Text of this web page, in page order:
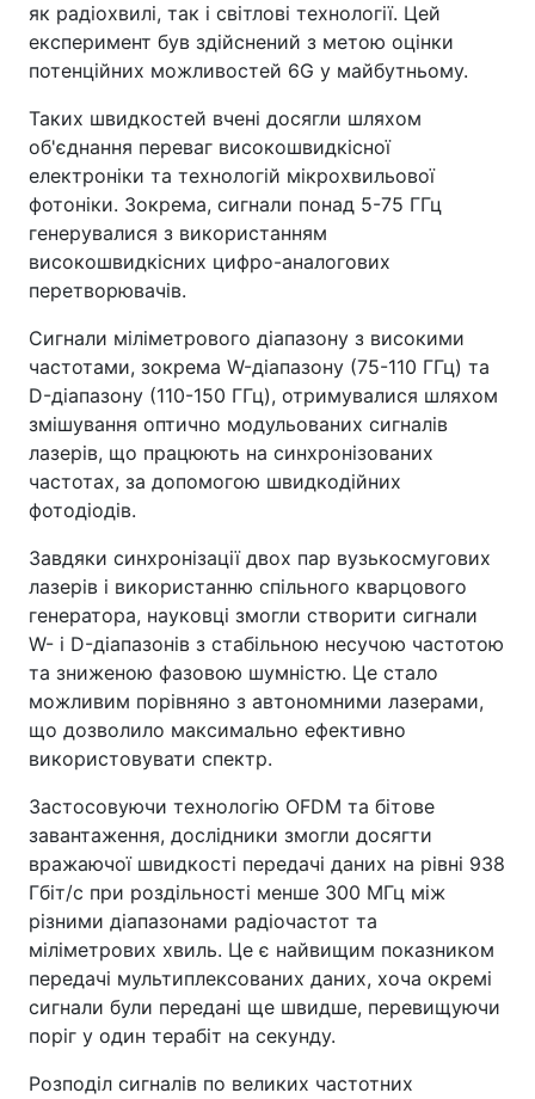
як радіохвилі, так і світлові технології. Цей
експеримент був здійснений з метою оцінки
потенційних можливостей 6G у майбутньому.
Таких швидкостей вчені досягли шляхом
об'єднання переваг високошвидкісної
електроніки та технологій мікрохвильової
фотоніки. Зокрема, сигнали понад 5-75 ГГц
генерувалися з використанням
високошвидкісних цифро-аналогових
перетворювачів.
Сигнали міліметрового діапазону з високими
частотами, зокрема W-діапазону (75-110 ГГц) та
D-діапазону (110-150 ГГц), отримувалися шляхом
змішування оптично модульованих сигналів
лазерів, що працюють на синхронізованих
частотах, за допомогою швидкодійних
фотодіодів.
Завдяки синхронізації двох пар вузькосмугових
лазерів і використанню спільного кварцового
генератора, науковці змогли створити сигнали
W- і D-діапазонів з стабільною несучою частотою
та зниженою фазовою шумністю. Це стало
можливим порівняно з автономними лазерами,
що дозволило максимально ефективно
використовувати спектр.
Застосовуючи технологію OFDM та бітове
завантаження, дослідники змогли досягти
вражаючої швидкості передачі даних на рівні 938
Гбіт/с при роздільності менше 300 МГц між
різними діапазонами радіочастот та
міліметрових хвиль. Це є найвищим показником
передачі мультиплексованих даних, хоча окремі
сигнали були передані ще швидше, перевищуючи
поріг у один терабіт на секунду.
Розподіл сигналів по великих частотних